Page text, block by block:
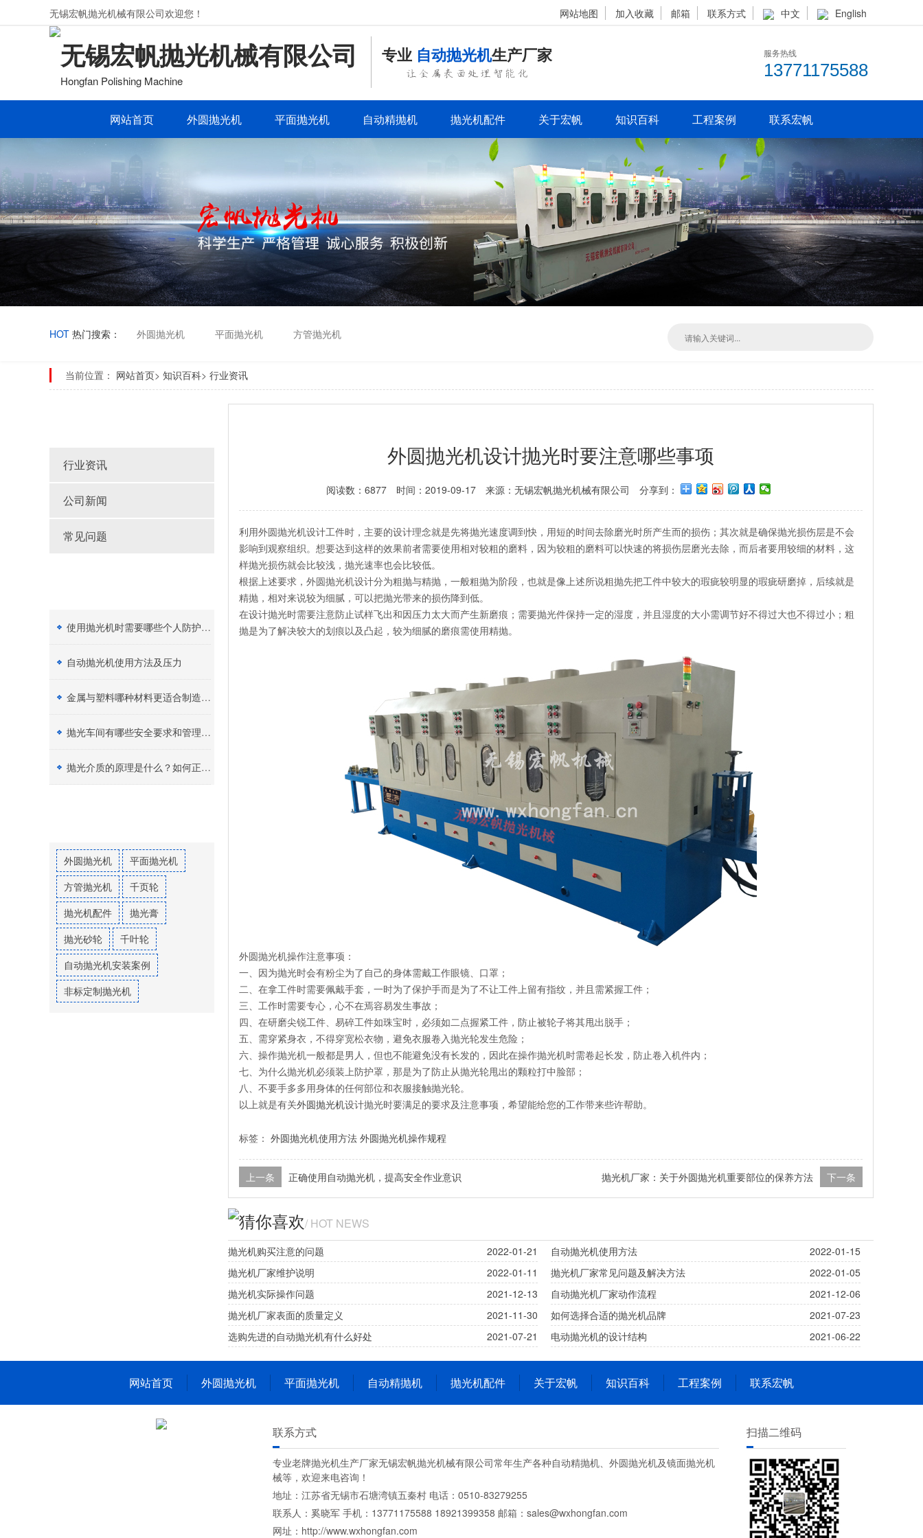
无锡宏帆抛光机械有限公司欢迎您！ 网站地图 加入收藏 邮箱 联系方式 中文 English
无锡宏帆抛光机械有限公司
Hongfan Polishing Machine
专业 自动抛光机生产厂家
让金属表面处理智能化
服务热线
13771175588
网站首页 外圆抛光机 平面抛光机 自动精抛机 抛光机配件 关于宏帆 知识百科 工程案例 联系宏帆
HOT 热门搜索： 外圆抛光机 平面抛光机 方管抛光机
当前位置： 网站首页> 知识百科> 行业资讯
行业资讯
公司新闻
常见问题
使用抛光机时需要哪些个人防护设备（PPE）？
自动抛光机使用方法及压力
金属与塑料哪种材料更适合制造加工？
抛光车间有哪些安全要求和管理制度？
抛光介质的原理是什么？如何正确选择抛光膏？
外圆抛光机
平面抛光机
方管抛光机
千页轮
抛光机配件
抛光膏
抛光砂轮
千叶轮
自动抛光机安装案例
非标定制抛光机
外圆抛光机设计抛光时要注意哪些事项
阅读数：6877 时间：2019-09-17 来源：无锡宏帆抛光机械有限公司 分享到：
利用外圆抛光机设计工件时，主要的设计理念就是先将抛光速度调到快，用短的时间去除磨光时所产生而的损伤；其次就是确保抛光损伤层是不会
影响到观察组织。想要达到这样的效果前者需要使用相对较粗的磨料，因为较粗的磨料可以快速的将损伤层磨光去除，而后者要用较细的材料，这
样抛光损伤就会比较浅，抛光速率也会比较低。
根据上述要求，外圆抛光机设计分为粗抛与精抛，一般粗抛为阶段，也就是像上述所说粗抛先把工件中较大的瑕疵较明显的瑕疵研磨掉，后续就是
精抛，相对来说较为细腻，可以把抛光带来的损伤降到低。
在设计抛光时需要注意防止试样飞出和因压力太大而产生新磨痕；需要抛光件保持一定的湿度，并且湿度的大小需调节好不得过大也不得过小；粗
抛是为了解决较大的划痕以及凸起，较为细腻的磨痕需使用精抛。
外圆抛光机操作注意事项：
一、因为抛光时会有粉尘为了自己的身体需戴工作眼镜、口罩；
二、在拿工件时需要佩戴手套，一时为了保护手而是为了不让工件上留有指纹，并且需紧握工件；
三、工作时需要专心，心不在焉容易发生事故；
四、在研磨尖锐工件、易碎工件如珠宝时，必须如二点握紧工件，防止被轮子将其甩出脱手；
五、需穿紧身衣，不得穿宽松衣物，避免衣服卷入抛光轮发生危险；
六、操作抛光机一般都是男人，但也不能避免没有长发的，因此在操作抛光机时需卷起长发，防止卷入机件内；
七、为什么抛光机必须装上防护罩，那是为了防止从抛光轮甩出的颗粒打中脸部；
八、不要手多多用身体的任何部位和衣服接触抛光轮。
以上就是有关外圆抛光机设计抛光时要满足的要求及注意事项，希望能给您的工作带来些许帮助。
标签： 外圆抛光机使用方法 外圆抛光机操作规程
上一条 正确使用自动抛光机，提高安全作业意识 抛光机厂家：关于外圆抛光机重要部位的保养方法 下一条
猜你喜欢/ HOT NEWS
抛光机购买注意的问题 2022-01-21 自动抛光机使用方法
2022-01-15
抛光机厂家维护说明
2022-01-11 抛光机厂家常见问题及解决方法
2022-01-05
抛光机实际操作问题
2021-12-13 自动抛光机厂家动作流程
2021-12-06
抛光机厂家表面的质量定义
2021-11-30 如何选择合适的抛光机品牌
2021-07-23
选购先进的自动抛光机有什么好处
2021-07-21 电动抛光机的设计结构 2021-06-22
网站首页 外圆抛光机 平面抛光机 自动精抛机 抛光机配件 关于宏帆 知识百科 工程案例 联系宏帆
联系方式
专业老牌抛光机生产厂家无锡宏帆抛光机械有限公司常年生产各种自动精抛机、外圆抛光机及镜面抛光机
械等，欢迎来电咨询！
地址：江苏省无锡市石塘湾镇五秦村 电话：0510-83279255
联系人：奚晓军 手机：13771175588 18921399358 邮箱：sales@wxhongfan.com
网址：http://www.wxhongfan.com
扫描二维码